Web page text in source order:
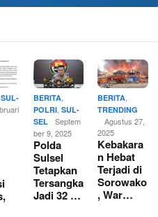
,SUL-
BERITA,
POLRI, SUL-
SEL
Septem
ber 9, 2025
Polda
Sulsel
Tetapkan
Tersangka
Jadi 32 …
BERITA
TRENDING
Agustus 27,
2025
Kebakara
n Hebat
Terjadi di
Sorowako
, War…